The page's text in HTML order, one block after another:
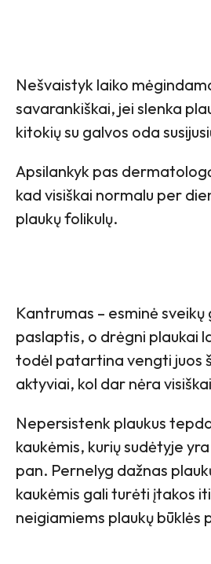
Nešvaistyk laiko
savarankiškai, jei slenka
kitokių su galvos oda
Apsilankyk pas
kad visiškai normalu per
plaukų folikulų.
Kantrumas – esminė
paslaptis, o drėgni plaukai
todėl patartina vengti juos
aktyviai, kol dar nėra
Nepersistenk plaukus
kaukėmis, kurių sudėtyje
pan. Pernelyg dažnas
kaukėmis gali turėti įtakos
neigiamiems plaukų būklės